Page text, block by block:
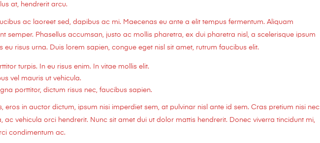
at, hendrerit arcu.
ac laoreet sed, dapibus ac mi. Maecenas eu ante a elit tempus fermentum. Aliquam
semper. Phasellus accumsan, justo ac mollis pharetra, ex dui pharetra nisl, a scelerisque ipsum
eu risus urna. Duis lorem sapien, congue eget nisl sit amet, rutrum faucibus elit.
turpis. In eu risus enim. In vitae mollis elit.
vel mauris ut vehicula.
porttitor, dictum risus nec, faucibus sapien.
eros in auctor dictum, ipsum nisi imperdiet sem, at pulvinar nisl ante id sem. Cras pretium nisi nec
ac vehicula orci hendrerit. Nunc sit amet dui ut dolor mattis hendrerit. Donec viverra tincidunt mi,
condimentum ac.